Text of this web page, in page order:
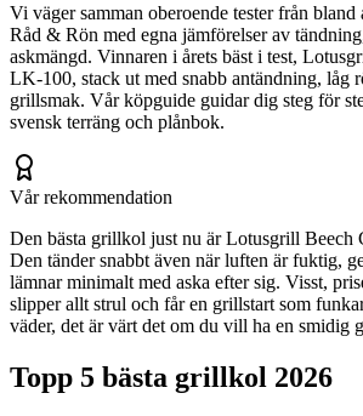
Vi väger samman oberoende tester från bland
Råd & Rön med egna jämförelser av
askmängd. Vinnaren i årets bäst i test,
LK-100, stack ut med snabb antändning, låg
grillsmak. Vår köpguide guidar dig steg för
svensk terräng och plånbok.
Vår rekommendation
Den bästa grillkol just nu är Lotusgrill Beech
Den tänder snabbt även när luften är fuktig,
lämnar minimalt med aska efter sig. Visst,
slipper allt strul och får en grillstart som
väder, det är värt det om du vill ha en smidig
Topp 5 bästa grillkol 2026